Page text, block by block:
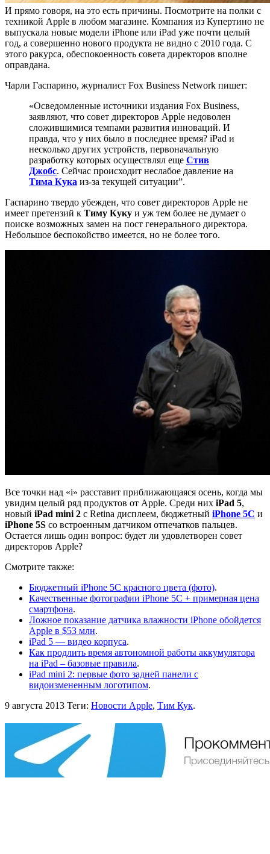
И прямо говоря, на это есть причины. Посмотрите на полки с
техникой Apple в любом магазине. Компания из Купертино не
выпускала новые модели iPhone или iPad уже почти целый
год, а совершенно нового продукта не видно с 2010 года. С
этого ракурса, обеспокоенность совета директоров вполне
оправдана.
Чарли Гаспарино, журналист Fox Business Network пишет:
«Осведомленные источники издания Fox Business,
заявляют, что совет директоров Apple недоволен
сложившимися темпами развития инноваций. И
правда, что у них было в последнее время? iPad и
несколько других устройств, первоначальную
разработку которых осуществлял еще Стив
Джобс. Сейчас происходит неслабое давление на
Тима Кука из-за текущей ситуации”.
Гаспарино твердо убежден, что совет директоров Apple не
имеет претензий к Тиму Куку и уж тем более не думает о
поиске возможных замен на пост генерального директора.
Небольшое беспокойство имеется, но не более того.
Все точки над «i» расставит приближающаяся осень, когда мы
увидим целый ряд продуктов от Apple. Среди них iPad 5,
новый iPad mini 2 с Retina дисплеем, бюджетный iPhone 5C и
iPhone 5S со встроенным датчиком отпечатков пальцев.
Остается лишь один вопрос: будет ли удовлетворен совет
директоров Apple?
Смотрите также:
Бюджетный iPhone 5C красного цвета (фото).
Качественные фотографии iPhone 5C + примерная цена
смартфона.
Ложное показание датчика влажности iPhone обойдется
Apple в $53 млн.
iPad 5 — видео корпуса.
Как продлить время автономной работы аккумулятора
на iPad – базовые правила.
iPad mini 2: первые фото задней панели с
видоизмененным логотипом.
9 августа 2013 Теги: Новости Apple, Тим Кук.